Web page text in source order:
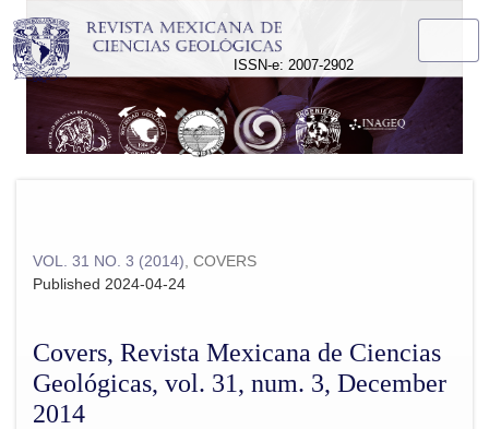
ISSN-e: 2007-2902
VOL. 31 NO. 3 (2014) COVERS
Covers, Revista Mexicana de Ciencias
Geológicas, vol. 31, num. 3, December
2014
Published 2024-04-24